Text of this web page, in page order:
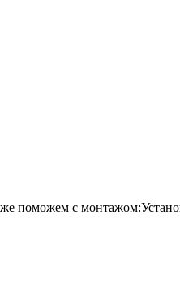
поможем с монтажом: